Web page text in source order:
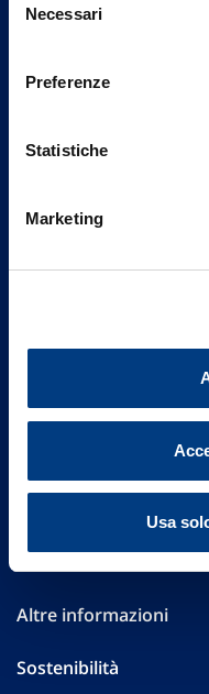
può trovare nel footer
delNecessari
Preferenze
Statistiche
Marketing
Usa
Via Ignazio Gardella, 2
Part. IVA 01329510158
Altre informazioni
Sostenibilità